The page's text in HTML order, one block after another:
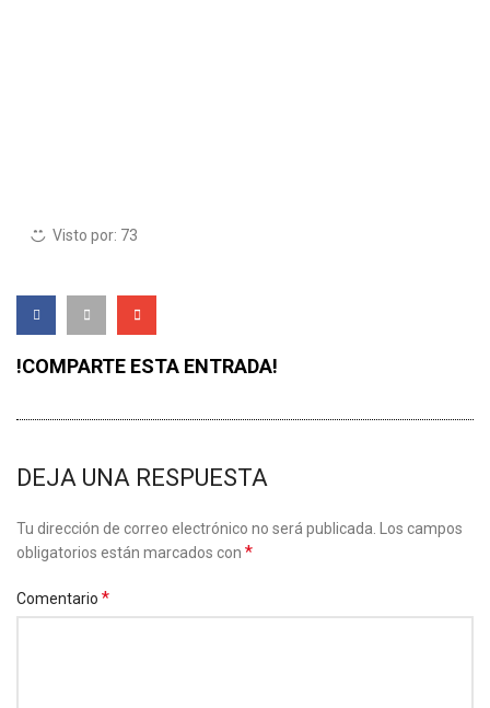
Visto por: 73
!COMPARTE ESTA ENTRADA!
DEJA UNA RESPUESTA
Tu dirección de correo electrónico no será publicada.
Los campos
obligatorios están marcados con *
Comentario *